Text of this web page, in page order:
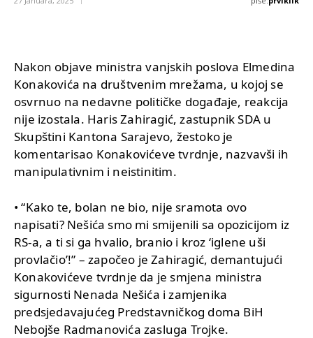
Nakon objave ministra vanjskih poslova Elmedina
Konakovića na društvenim mrežama, u kojoj se
osvrnuo na nedavne političke događaje, reakcija
nije izostala. Haris Zahiragić, zastupnik SDA u
Skupštini Kantona Sarajevo, žestoko je
komentarisao Konakovićeve tvrdnje, nazvavši ih
manipulativnim i neistinitim.
• “Kako te, bolan ne bio, nije sramota ovo
napisati? Nešića smo mi smijenili sa opozicijom iz
RS-a, a ti si ga hvalio, branio i kroz ‘iglene uši
provlačio’!” – započeo je Zahiragić, demantujući
Konakovićeve tvrdnje da je smjena ministra
sigurnosti Nenada Nešića i zamjenika
predsjedavajućeg Predstavničkog doma BiH
Nebojše Radmanovića zasluga Trojke.